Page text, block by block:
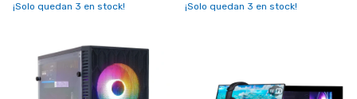
¡Solo quedan 3 en stock!
¡Solo quedan 3 en stock!